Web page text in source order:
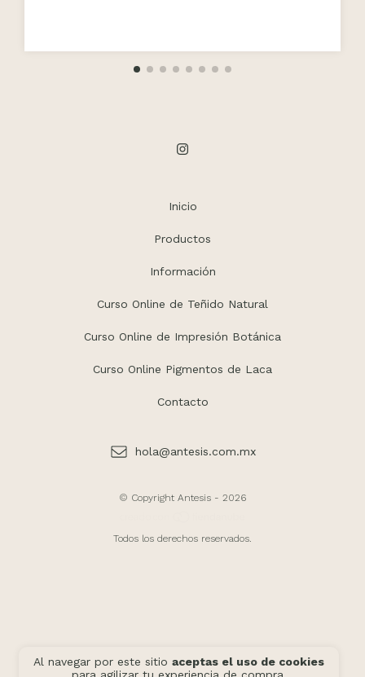
Al navegar por este sitioaceptas el uso de cookies
Inicio
Productos
Información
Curso Online de Teñido Natural
Curso Online de Impresión Botánica
Curso Online Pigmentos de Laca
Contacto
hola@antesis.com.mx
© Copyright Antesis - 2026
Todos los derechos reservados.